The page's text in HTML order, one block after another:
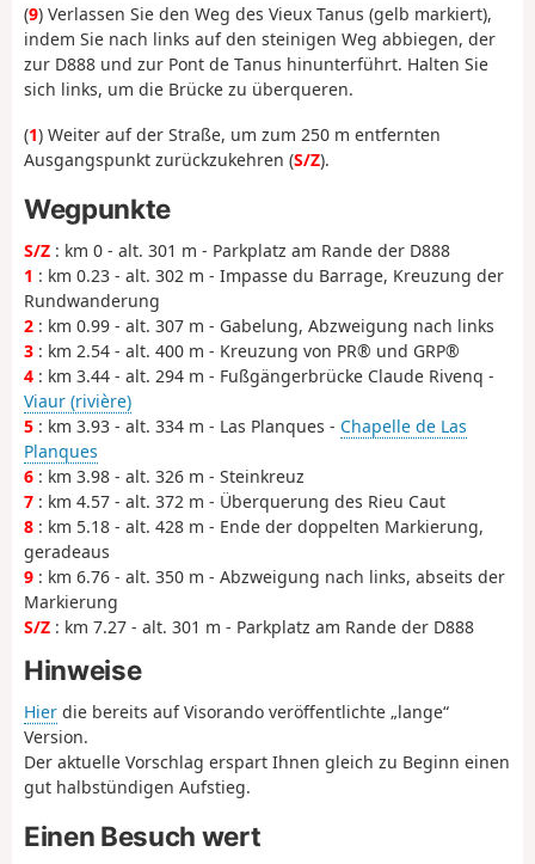
(9) Verlassen Sie den Weg des Vieux Tanus (gelb markiert),
indem Sie nach links auf den steinigen Weg abbiegen, der
zur D888 und zur Pont de Tanus hinunterführt. Halten Sie
sich links, um die Brücke zu überqueren.
(1) Weiter auf der Straße, um zum 250 m entfernten
Ausgangspunkt zurückzukehren (S/Z).
Wegpunkte
S/Z : km 0 - alt. 301 m - Parkplatz am Rande der D888
1 : km 0.23 - alt. 302 m - Impasse du Barrage, Kreuzung der
Rundwanderung
2 : km 0.99 - alt. 307 m - Gabelung, Abzweigung nach links
3 : km 2.54 - alt. 400 m - Kreuzung von PR® und GRP®
4 : km 3.44 - alt. 294 m - Fußgängerbrücke Claude Rivenq -
Viaur (rivière)
5 : km 3.93 - alt. 334 m - Las Planques - Chapelle de Las
Planques
6 : km 3.98 - alt. 326 m - Steinkreuz
7 : km 4.57 - alt. 372 m - Überquerung des Rieu Caut
8 : km 5.18 - alt. 428 m - Ende der doppelten Markierung,
geradeaus
9 : km 6.76 - alt. 350 m - Abzweigung nach links, abseits der
Markierung
S/Z : km 7.27 - alt. 301 m - Parkplatz am Rande der D888
Hinweise
Hier die bereits auf Visorando veröffentlichte „lange“
Version.
Der aktuelle Vorschlag erspart Ihnen gleich zu Beginn einen
gut halbstündigen Aufstieg.
Einen Besuch wert